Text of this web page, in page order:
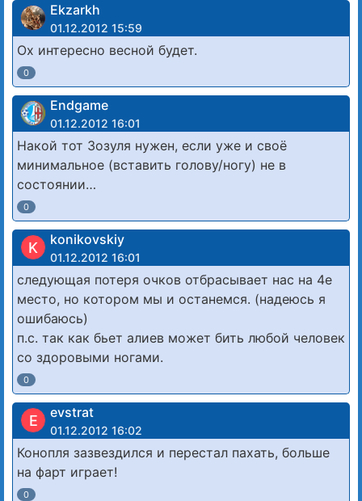
Ekzarkh
01.12.2012 15:59
Ох интересно весной будет.
0
Endgame
01.12.2012 16:01
Накой тот Зозуля нужен, если уже и своё
минимальное (вставить голову/ногу) не в
состоянии…
0
K konikovskiy
01.12.2012 16:01
следующая потеря очков отбрасывает нас на 4е
место, но котором мы и останемся. (надеюсь я
ошибаюсь)
п.с. так как бьет алиев может бить любой человек
со здоровыми ногами.
0
E evstrat
01.12.2012 16:02
Конопля зазвездился и перестал пахать, больше
на фарт играет!
0